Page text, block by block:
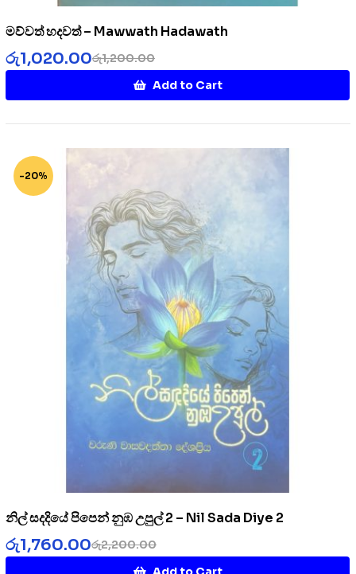
මව්වත් හදවත් – Mawwath Hadawath
රු1,200.00
රු1,020.00
Add to Cart
-20%
නිල් සදදියේ පිපෙන් නුඹ උපුල් 2 – Nil Sada Diye 2
රු2,200.00
රු1,760.00